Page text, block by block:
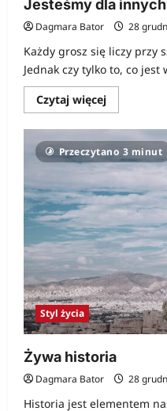
Jesteśmy dla
Dagmara Bator 28
Każdy grosz się liczy przy
Jednak czy tylko to, co jest
Czytaj więcejDowiedz
się
o
Jesteśmy
dla
innych?…
Przeczytano 3 minut
Styl życia
Żywa historia
Dagmara Bator 28
Historia jest elementem